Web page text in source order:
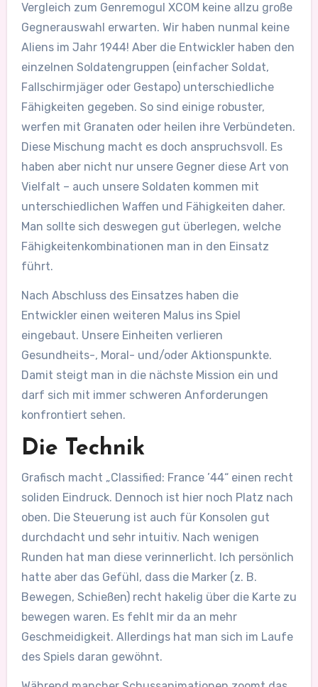
Vergleich zum Genremogul XCOM keine allzu große
Gegnerauswahl erwarten. Wir haben nunmal keine
Aliens im Jahr 1944! Aber die Entwickler haben den
einzelnen Soldatengruppen (einfacher Soldat,
Fallschirmjäger oder Gestapo) unterschiedliche
Fähigkeiten gegeben. So sind einige robuster,
werfen mit Granaten oder heilen ihre Verbündeten.
Diese Mischung macht es doch anspruchsvoll. Es
haben aber nicht nur unsere Gegner diese Art von
Vielfalt – auch unsere Soldaten kommen mit
unterschiedlichen Waffen und Fähigkeiten daher.
Man sollte sich deswegen gut überlegen, welche
Fähigkeitenkombinationen man in den Einsatz
führt.
Nach Abschluss des Einsatzes haben die
Entwickler einen weiteren Malus ins Spiel
eingebaut. Unsere Einheiten verlieren
Gesundheits-, Moral- und/oder Aktionspunkte.
Damit steigt man in die nächste Mission ein und
darf sich mit immer schweren Anforderungen
konfrontiert sehen.
Die Technik
Grafisch macht „Classified: France ’44“ einen recht
soliden Eindruck. Dennoch ist hier noch Platz nach
oben. Die Steuerung ist auch für Konsolen gut
durchdacht und sehr intuitiv. Nach wenigen
Runden hat man diese verinnerlicht. Ich persönlich
hatte aber das Gefühl, dass die Marker (z. B.
Bewegen, Schießen) recht hakelig über die Karte zu
bewegen waren. Es fehlt mir da an mehr
Geschmeidigkeit. Allerdings hat man sich im Laufe
des Spiels daran gewöhnt.